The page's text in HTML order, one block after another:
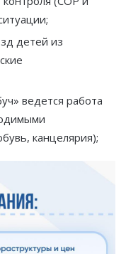
детей из
ведется работа
канцелярия);